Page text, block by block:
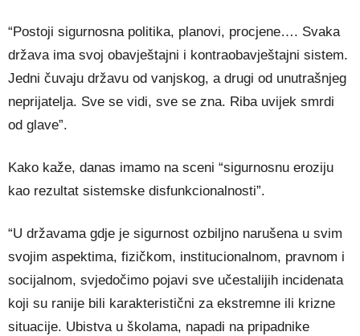
“Postoji sigurnosna politika, planovi, procjene…. Svaka
država ima svoj obavještajni i kontraobavještajni sistem.
Jedni čuvaju državu od vanjskog, a drugi od unutrašnjeg
neprijatelja. Sve se vidi, sve se zna. Riba uvijek smrdi
od glave”.
Kako kaže, danas imamo na sceni “sigurnosnu eroziju
kao rezultat sistemske disfunkcionalnosti”.
“U državama gdje je sigurnost ozbiljno narušena u svim
svojim aspektima, fizičkom, institucionalnom, pravnom i
socijalnom, svjedočimo pojavi sve učestalijih incidenata
koji su ranije bili karakteristični za ekstremne ili krizne
situacije. Ubistva u školama, napadi na pripadnike